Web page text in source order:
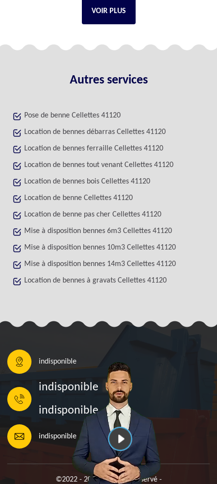
VOIR PLUS
Autres services
Pose de benne Cellettes 41120
Location de bennes débarras Cellettes 41120
Location de bennes ferraille Cellettes 41120
Location de bennes tout venant Cellettes 41120
Location de bennes bois Cellettes 41120
Location de benne Cellettes 41120
Location de benne pas cher Cellettes 41120
Mise à disposition bennes 6m3 Cellettes 41120
Mise à disposition bennes 10m3 Cellettes 41120
Mise à disposition bennes 14m3 Cellettes 41120
Location de bennes à gravats Cellettes 41120
indisponible
indisponible
indisponible
indisponible
©2022 - 2026 Tout droit réservé -